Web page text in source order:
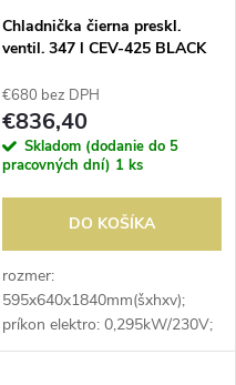
Chladnička čierna preskl.
ventil. 347 l CEV-425 BLACK
€680 bez DPH
€836,40
Skladom (dodanie do 5
pracovných dní) 1 ks
DO KOŠÍKA
rozmer:
595x640x1840mm(šxhxv);
príkon elektro: 0,295kW/230V;
objem: 358 l; jednozónová;